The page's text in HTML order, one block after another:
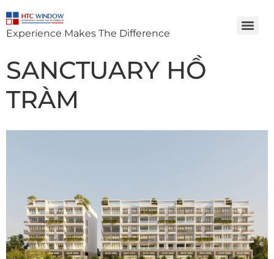
Experience Makes The Difference
SANCTUARY HỒ
TRÀM